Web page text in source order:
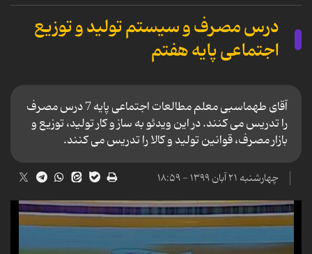
درس مصرف و سیستم تولید و توزیع
اجتماعی پایه هفتم
آقای طهماسبی معلم مطالعات اجتماعی پایه 7 درس مصرف
را تدریس می کنند. در این ویدئو به ساز و کار تولید، توزیع و
بازار مصرف، قوانین تولید و کالا را تدریس می کنند.
چهارشنبه ۲۱ آبان ۱۳۹۹ - ۱۸:۵۹